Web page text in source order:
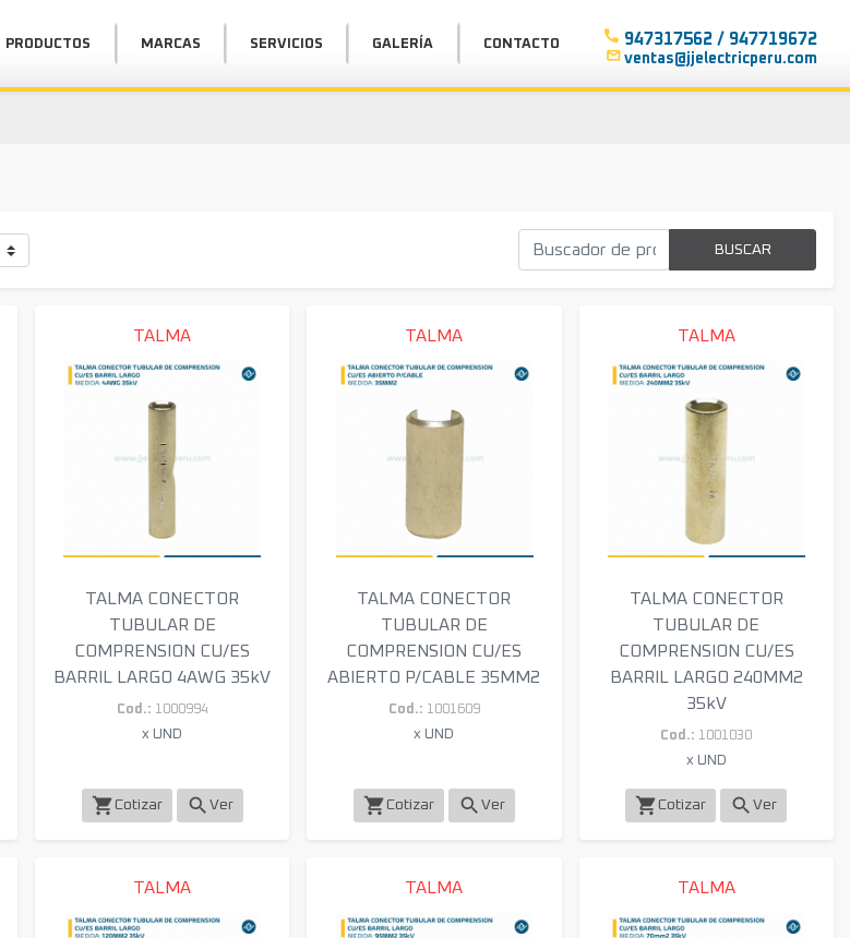
PRODUCTOS MARCAS SERVICIOS GALERÍA CONTACTO phone 947317562 / 947719672
mail_outline ventas@jjelectricperu.com
BUSCAR
TALMA
TALMA CONECTOR
TUBULAR DE
COMPRENSION CU/ES
BARRIL LARGO 4AWG 35kV
Cod.: 1000994
x UND
shopping_cart Cotizar search Ver
TALMA
TALMA CONECTOR
TUBULAR DE
COMPRENSION CU/ES
ABIERTO P/CABLE 35MM2
Cod.: 1001609
x UND
shopping_cart Cotizar search Ver
TALMA
TALMA CONECTOR
TUBULAR DE
COMPRENSION CU/ES
BARRIL LARGO 240MM2
35kV
Cod.: 1001030
x UND
shopping_cart Cotizar searchVer
TALMA TALMA TALMA